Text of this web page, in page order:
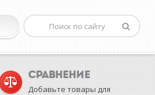
СРАВНЕНИЕ
Добавьте товары для